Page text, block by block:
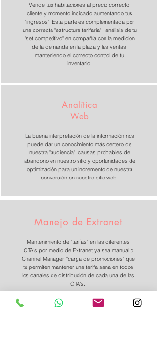
Vende tus habitaciones al precio correcto,
cliente y momento indicado aumentando tus
"ingresos". Esta parte es complementada por
una correcta "estructura tarifaria", análisis de tu
"set competitivo" en compañía con la medición
de la demanda en la plaza y las ventas,
manteniendo el correcto control de tu
inventario.
Analítica
Web
La buena interpretación de la información nos
puede dar un conocimiento más certero de
nuestra "audiencia", causas probables de
abandono en nuestro sitio y oportunidades de
optimización para un incremento de nuestra
conversión en nuestro sitio web.
Manejo de Extranet
Mantenimiento de "tarifas" en las diferentes
OTA's por medio de Extranet ya sea manual o
Channel Manager, "carga de promociones" que
te permiten mantener una tarifa sana en todos
los canales de distribución de cada una de las
OTA's.